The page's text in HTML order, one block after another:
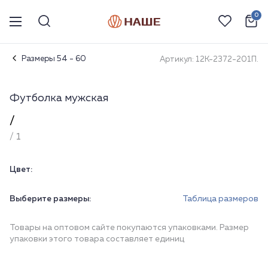
0
Размеры 54 - 60 Артикул: 12К-2372-201П.
Футболка мужская
/
/ 1
Цвет:
Выберите размеры: Таблица размеров
Товары на оптовом сайте покупаются упаковками. Размер
упаковки этого товара составляет единиц